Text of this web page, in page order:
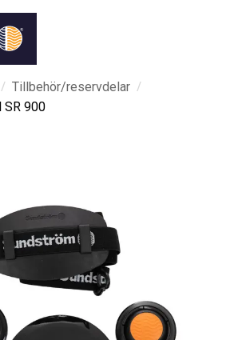
/ Tillbehör/reservdelar /
900